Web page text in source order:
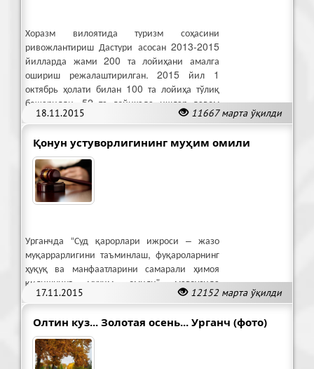
18.11.2015 11667 марта ўқилди
Хоразм вилоятида туризм соҳасини
ривожлантириш Дастури асосан 2013-2015
йилларда жами 200 та лойиҳани амалга
ошириш режалаштирилган. 2015 йил 1
октябрь ҳолати билан 100 та лойиҳа тўлиқ
бажарилди, 52 та лойиҳада ишлар давом
этмоқда.
Қонун устуворлигининг муҳим омили
17.11.2015 12152 марта ўқилди
Урганчда “Суд қарорлари ижроси – жазо
муқаррарлигини таъминлаш, фуқароларнинг
ҳуқуқ ва манфаатларини самарали ҳимоя
қилишнинг муҳим омили” мавзусида
семинар бўлиб ўтди.
Олтин куз... Золотая осень... Урганч (фото)